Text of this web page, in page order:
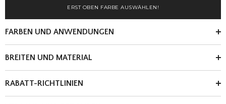
schimmernder
in
Schadstofffrei
schimmernder
in
Schadstofffrei
ERST OBEN FARBE AUSWÄHLEN!
FARBEN UND ANWENDUNGEN
BREITEN UND MATERIAL
RABATT-RICHTLINIEN